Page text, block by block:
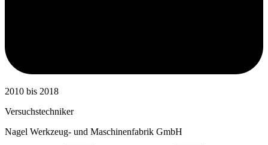
2010 bis 2018
Versuchstechniker
Nagel Werkzeug- und Maschinenfabrik GmbH